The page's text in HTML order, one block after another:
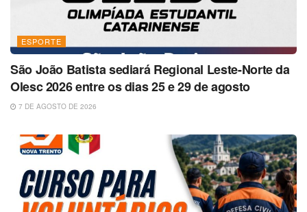
ESPORTE
São João Batista sediará Regional Leste-Norte da
Olesc 2026 entre os dias 25 e 29 de agosto
7 DE AGOSTO DE 2026